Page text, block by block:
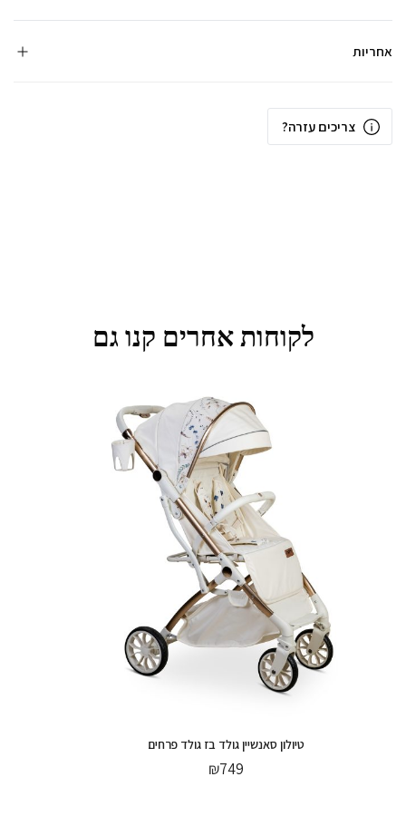
אחריות
צריכים עזרה?
לקוחות אחרים קנו גם
טיולון סאנשיין גולד בז גולד פרחים
₪749